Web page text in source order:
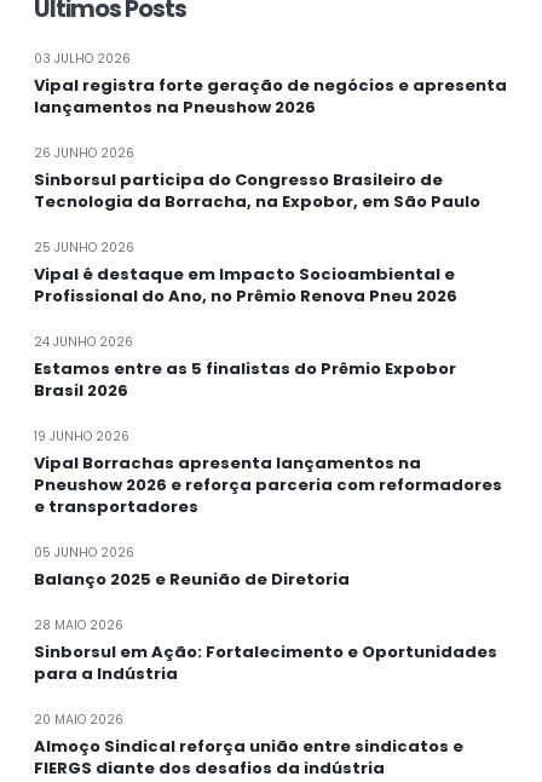
Últimos Posts
03 JULHO 2026
Vipal registra forte geração de negócios e apresenta
lançamentos na Pneushow 2026
26 JUNHO 2026
Sinborsul participa do Congresso Brasileiro de
Tecnologia da Borracha, na Expobor, em São Paulo
25 JUNHO 2026
Vipal é destaque em Impacto Socioambiental e
Profissional do Ano, no Prêmio Renova Pneu 2026
24 JUNHO 2026
Estamos entre as 5 finalistas do Prêmio Expobor
Brasil 2026
19 JUNHO 2026
Vipal Borrachas apresenta lançamentos na
Pneushow 2026 e reforça parceria com reformadores
e transportadores
05 JUNHO 2026
Balanço 2025 e Reunião de Diretoria
28 MAIO 2026
Sinborsul em Ação: Fortalecimento e Oportunidades
para a Indústria
20 MAIO 2026
Almoço Sindical reforça união entre sindicatos e
FIERGS diante dos desafios da indústria